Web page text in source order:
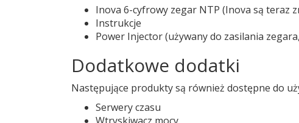
Inova 6-cyfrowy zegar NTP (Inova są teraz
Instrukcje
Power Injector (używany do zasilania
Dodatkowe dodatki
Następujące produkty są również dostępne do
Serwery czasu